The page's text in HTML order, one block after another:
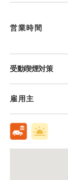
営業時間
受動喫煙対策
雇用主